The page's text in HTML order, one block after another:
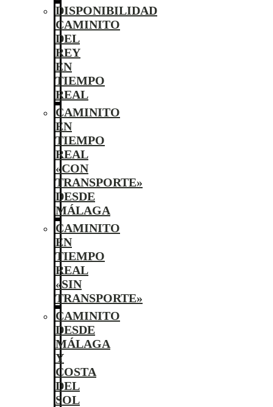
DISPONIBILIDAD
CAMINITO
DEL
REY
EN
TIEMPO
REAL
CAMINITO
EN
TIEMPO
REAL
«CON
TRANSPORTE»
DESDE
MÁLAGA
CAMINITO
EN
TIEMPO
REAL
«SIN
TRANSPORTE»
CAMINITO
DESDE
MÁLAGA
Y
COSTA
DEL
SOL